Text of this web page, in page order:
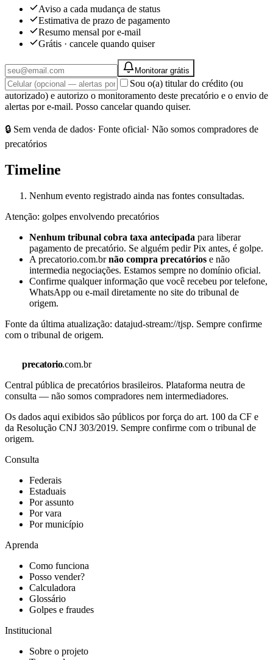
Aviso a cada mudança de status
Estimativa de prazo de pagamento
Resumo mensal por e-mail
Grátis · cancele quando quiser
Monitorar grátis
Sou o(a) titular do crédito (ou
autorizado) e autorizo o monitoramento deste precatório e o envio de
alertas por e-mail. Posso cancelar quando quiser.
🔒 Sem venda de dados· Fonte oficial· Não somos compradores de
precatórios
Timeline
Nenhum evento registrado ainda nas fontes consultadas.
Atenção: golpes envolvendo precatórios
Nenhum tribunal cobra taxa antecipada para liberar
pagamento de precatório. Se alguém pedir Pix antes, é golpe.
A precatorio.com.brnão compra precatórios e não
intermedia negociações. Estamos sempre no domínio oficial.
Confirme qualquer informação que você recebeu por telefone,
WhatsApp ou e-mail diretamente no site do tribunal de
origem.
Fonte da última atualização: datajud-stream://tjsp. Sempre confirme
com o tribunal de origem.
precatorio.com.br
Central pública de precatórios brasileiros. Plataforma neutra de
consulta — não somos compradores nem intermediadores.
Os dados aqui exibidos são públicos por força do art. 100 da CF e
da Resolução CNJ 303/2019. Sempre confirme com o tribunal de
origem.
Consulta
Federais
Estaduais
Por assunto
Por vara
Por município
Aprenda
Como funciona
Posso vender?
Calculadora
Glossário
Golpes e fraudes
Institucional
Sobre o projeto